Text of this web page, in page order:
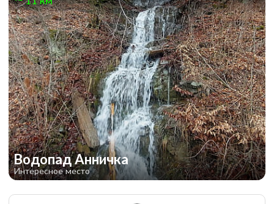
Водопад Анничка
Интересное место